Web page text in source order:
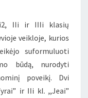
IIi ir IIIi klasių
veikloje, kurios
suformuluoti
būdą, nurodyti
poveikį. Dvi
ir IIi kl. ,,Jeai”